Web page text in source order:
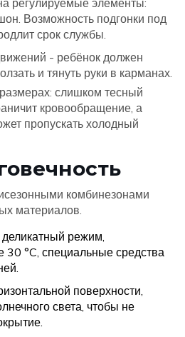
регулируемые элементы:
Возможность подгонки под
срок службы.
- ребёнок должен
и тянуть руки в карманах.
слишком тесный
кровообращение, а
пропускать холодный
комбинезонами
материалов.
деликатный режим,
°C, специальные средства
поверхности,
света, чтобы не